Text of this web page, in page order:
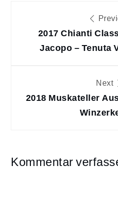
2017 Chianti
Jacopo – Tenuta
Next
2018 Muskateller
Kommentar